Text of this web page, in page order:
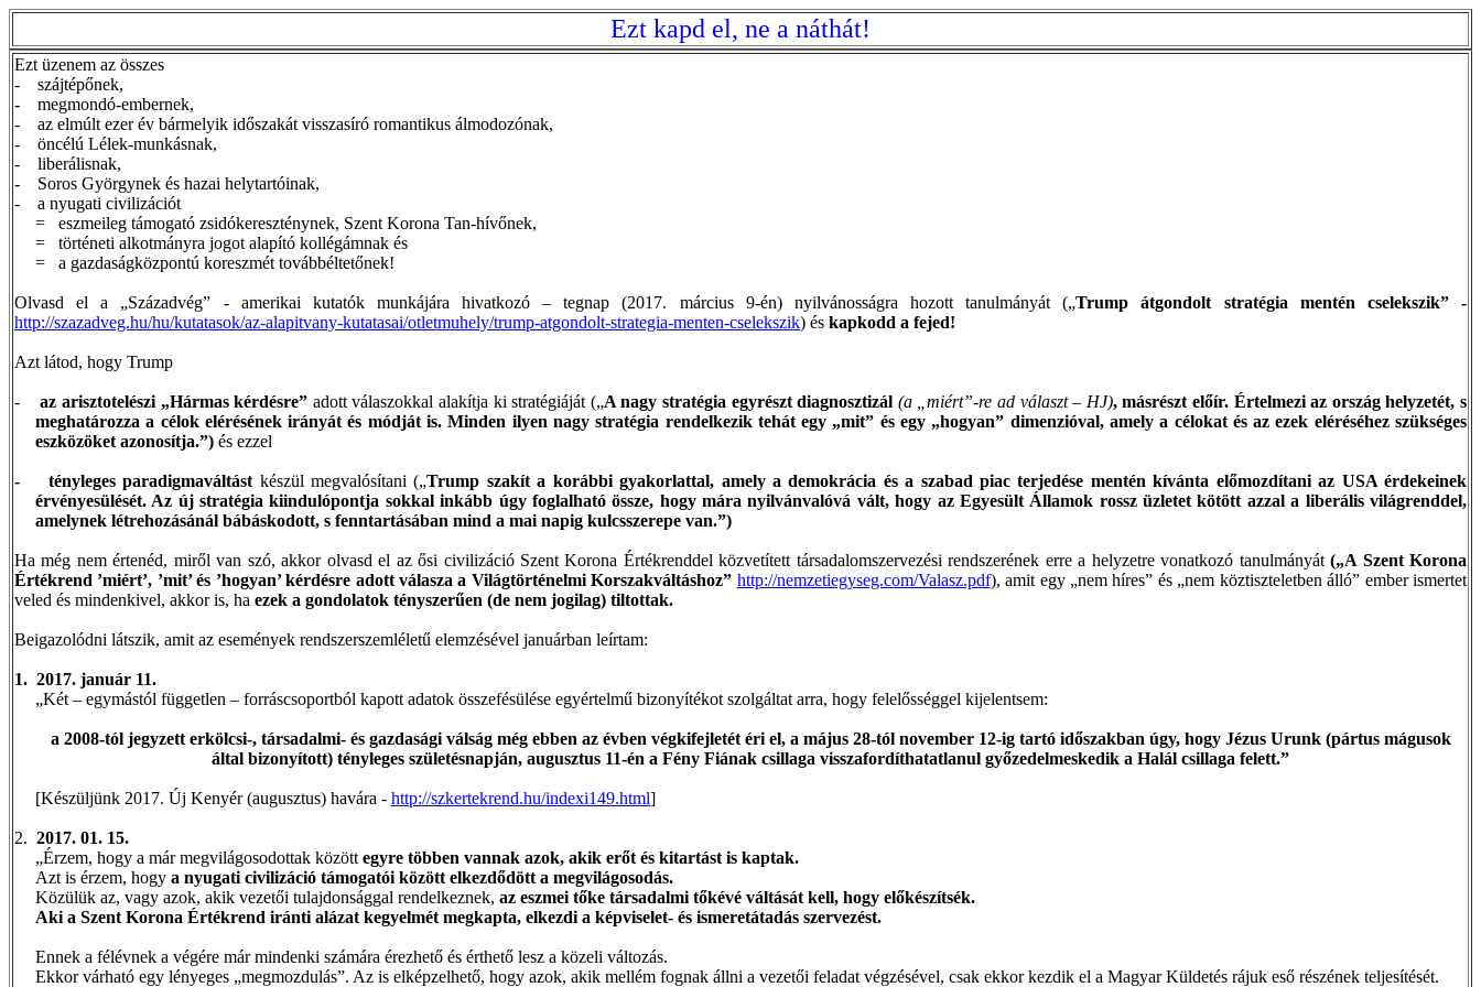
Ezt kapd el, ne a náthát!
Ezt üzenem az összes
-
szájtépőnek,
-
megmondó-embernek,
-
az elmúlt ezer év bármelyik időszakát visszasíró romantikus álmodozónak,
-
öncélú Lélek-munkásnak,
-
liberálisnak,
-
Soros Györgynek és hazai helytartóinak,
-
a nyugati civilizációt
=
eszmeilegtámogató zsidókereszténynek, Szent Korona Tan-hívőnek,
=
történeti alkotmányra jogot alapító kollégámnak és
=
a gazdaságközpontú koreszmét továbbéltetőnek!
Olvasd el a „Századvég” - amerikai kutatók munkájára hivatkozó – tegnap (2017. március 9-én) nyilvánosságra hozott tanulmányát („Trump átgondolt stratégia mentén cselekszik” -
http://szazadveg.hu/hu/kutatasok/az-alapitvany-kutatasai/otletmuhely/trump-atgondolt-strategia-menten-cselekszik) és kapkodd a fejed!
Azt látod, hogy Trump
- az arisztotelészi „Hármas kérdésre” adott válaszokkal alakítja ki stratégiáját („Anagy stratégia egyrészt diagnosztizál (a „miért”-re ad választ – HJ), másrészt előír. Értelmezi az ország helyzetét, s
meghatározza a célok elérésének irányát és módját is. Minden ilyen nagy stratégia rendelkezik tehát egy „mit” és egy „hogyan” dimenzióval, amely a célokat és az ezek eléréséhez szükséges
eszközöket azonosítja.”) és ezzel
- tényleges paradigmaváltást készül megvalósítani („Trump szakít a korábbi gyakorlattal, amely a demokrácia és a szabad piac terjedése mentén kívánta előmozdítani az USA érdekeinek
érvényesülését. Az új stratégia kiindulópontja sokkal inkább úgy foglalható össze, hogy mára nyilvánvalóvá vált, hogy az Egyesült Államok rossz üzletet kötött azzal a liberális világrenddel,
amelynek létrehozásánál bábáskodott, s fenntartásában mind a mai napig kulcsszerepe van.”)
Ha még nem értenéd, miről van szó, akkor olvasd el az ősi civilizáció Szent Korona Értékrenddel közvetített társadalomszervezési rendszerének erre a helyzetre vonatkozó tanulmányát(„A Szent Korona
Értékrend ’miért’, ’mit’ és ’hogyan’ kérdésre adott válasza a Világtörténelmi Korszakváltáshoz” http://nemzetiegyseg.com/Valasz.pdf), amit egy „nem híres” és „nem köztiszteletben álló” ember ismertet
veled és mindenkivel, akkor is, ha ezek a gondolatok tényszerűen (de nem jogilag) tiltottak.
Beigazolódni látszik, amit az események rendszerszemléletű elemzésével januárban leírtam:
1. 2017. január 11.
„Két – egymástól független – forráscsoportból kapott adatok összefésülése egyértelmű bizonyítékot szolgáltat arra, hogy felelősséggel kijelentsem:
a 2008-tól jegyzett erkölcsi-, társadalmi- és gazdasági válság még ebben az évben végkifejletét éri el, a május 28-tól november 12-ig tartó időszakban úgy, hogy Jézus Urunk (pártus mágusok
által bizonyított) tényleges születésnapján, augusztus 11-én a Fény Fiának csillaga visszafordíthatatlanul győzedelmeskedik a Halál csillaga felett.”
[Készüljünk 2017. Új Kenyér (augusztus) havára - http://szkertekrend.hu/indexi149.html]
2. 2017. 01. 15.
„Érzem, hogy a már megvilágosodottak között egyre többen vannak azok, akik erőt és kitartást is kaptak.
Azt is érzem, hogy a nyugati civilizáció támogatói között elkezdődött a megvilágosodás.
Közülük az, vagy azok, akik vezetői tulajdonsággal rendelkeznek, az eszmei tőke társadalmi tőkévé váltását kell, hogy előkészítsék.
Aki a Szent Korona Értékrend iránti alázat kegyelmét megkapta, elkezdi a képviselet- és ismeretátadás szervezést.
Ennek a félévnek a végére már mindenki számára érezhető és érthető lesz a közeli változás.
Ekkor várható egy lényeges „megmozdulás”. Az is elképzelhető, hogy azok, akik mellém fognak állni a vezetői feladat végzésével, csak ekkor kezdik el a Magyar Küldetés rájuk eső részének teljesítését.